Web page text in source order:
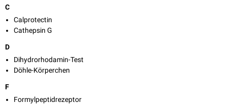
C
Calprotectin
Cathepsin G
D
Dihydrorhodamin-Test
Döhle-Körperchen
F
Formylpeptidrezeptor